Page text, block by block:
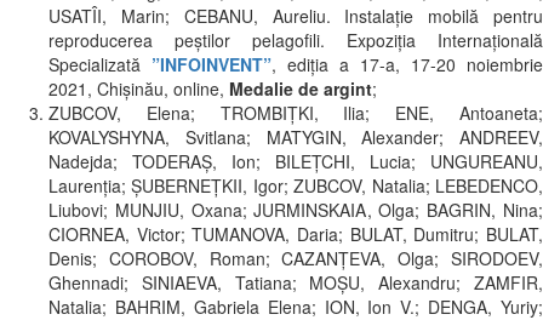
USATÎI, Marin; CEBANU, Aureliu. Instalaţie mobilă pentru
reproducerea peştilor pelagofili. Expoziția Internațională
Specializată ”INFOINVENT”, ediția a 17-a, 17-20 noiembrie
2021, Chișinău, online, Medalie de argint;
ZUBCOV, Elena; TROMBIŢKI, Ilia; ENE, Antoaneta;
KOVALYSHYNA, Svitlana; MATYGIN, Alexander; ANDREEV,
Nadejda; TODERAȘ, Ion; BILEŢCHI, Lucia; UNGUREANU,
Laurenţia; ȘUBERNEŢKII, Igor; ZUBCOV, Natalia; LEBEDENCO,
Liubovi; MUNJIU, Oxana; JURMINSKAIA, Olga; BAGRIN, Nina;
CIORNEA, Victor; TUMANOVA, Daria; BULAT, Dumitru; BULAT,
Denis; COROBOV, Roman; CAZANŢEVA, Olga; SIRODOEV,
Ghennadi; SINIAEVA, Tatiana; MOȘU, Alexandru; ZAMFIR,
Natalia; BAHRIM, Gabriela Elena; ION, Ion V.; DENGA, Yuriy;